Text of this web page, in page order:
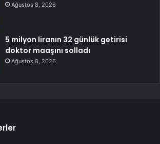
Ağustos 8, 2026
5 milyon liranın 32 günlük getirisi
doktor maaşını solladı
Ağustos 8, 2026